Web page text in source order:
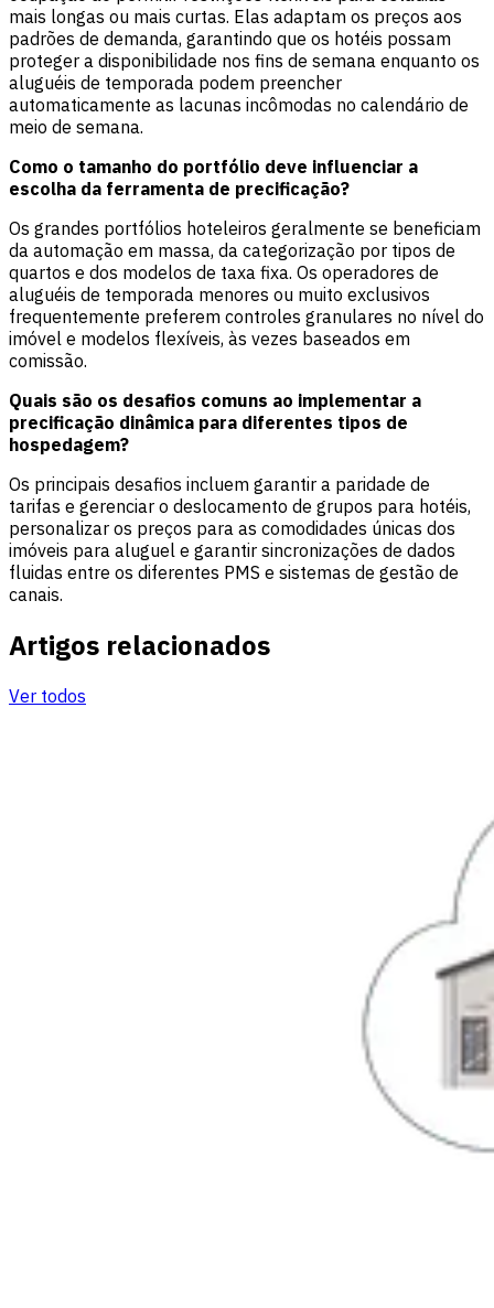
mais longas ou mais curtas. Elas adaptam os preços aos
padrões de demanda, garantindo que os hotéis possam
proteger a disponibilidade nos fins de semana enquanto os
aluguéis de temporada podem preencher
automaticamente as lacunas incômodas no calendário de
meio de semana.
Como o tamanho do portfólio deve influenciar a
escolha da ferramenta de precificação?
Os grandes portfólios hoteleiros geralmente se beneficiam
da automação em massa, da categorização por tipos de
quartos e dos modelos de taxa fixa. Os operadores de
aluguéis de temporada menores ou muito exclusivos
frequentemente preferem controles granulares no nível do
imóvel e modelos flexíveis, às vezes baseados em
comissão.
Quais são os desafios comuns ao implementar a
precificação dinâmica para diferentes tipos de
hospedagem?
Os principais desafios incluem garantir a paridade de
tarifas e gerenciar o deslocamento de grupos para hotéis,
personalizar os preços para as comodidades únicas dos
imóveis para aluguel e garantir sincronizações de dados
fluidas entre os diferentes PMS e sistemas de gestão de
canais.
Artigos relacionados
Ver todos